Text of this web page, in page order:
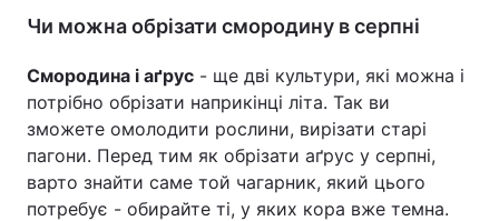
Чи можна обрізати смородину в серпні
Смородина і аґрус - ще дві культури, які можна і
потрібно обрізати наприкінці літа. Так ви
зможете омолодити рослини, вирізати старі
пагони. Перед тим як обрізати аґрус у серпні,
варто знайти саме той чагарник, який цього
потребує - обирайте ті, у яких кора вже темна.